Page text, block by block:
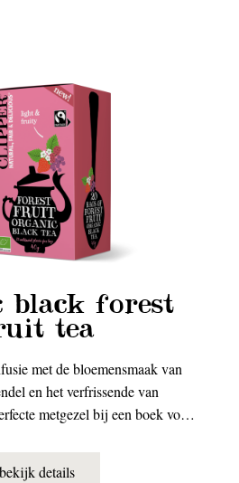
black forest
tea
met de bloemensmaak van
en het verfrissende van
metgezel bij een boek voor
bekijk details